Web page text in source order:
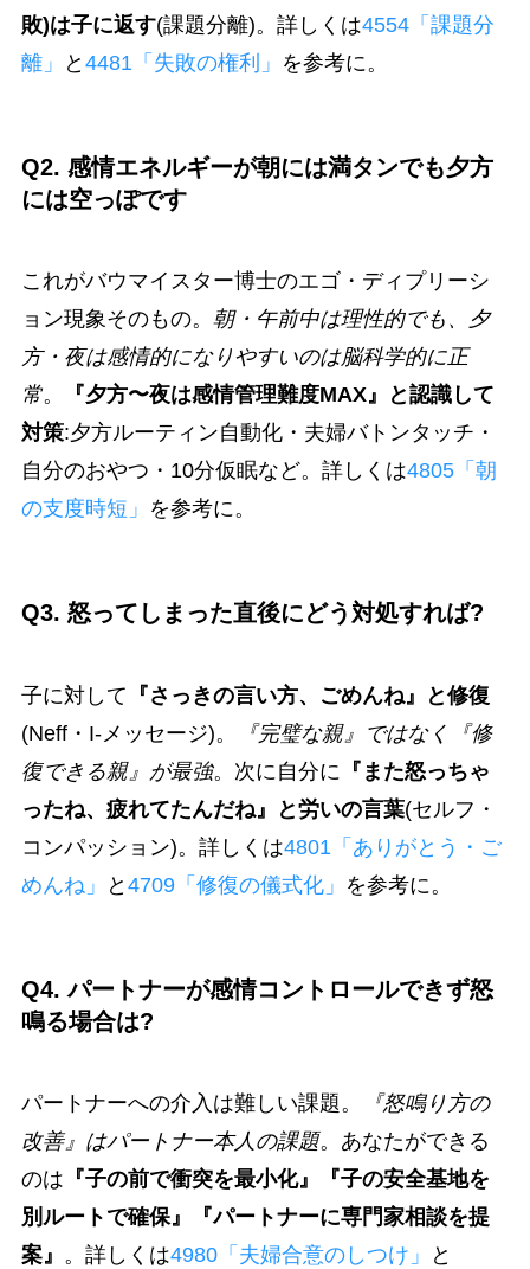
敗)は子に返す(課題分離)。詳しくは4554「課題分
離」
と 4481「失敗の権利」 を参考に。
Q2. 感情エネルギーが朝には満タンでも夕方
には空っぽです
これがバウマイスター博士のエゴ・ディプリーシ
ョン現象そのもの。 朝・午前中は理性的でも、夕
方・夜は感情的になりやすいのは脳科学的に正
常。
『夕方〜夜は感情管理難度MAX』と認識して
対策:夕方ルーティン自動化・夫婦バトンタッチ・
自分のおやつ・10分仮眠など。詳しくは4805「朝
の支度時短」 を参考に。
Q3. 怒ってしまった直後にどう対処すれば?
子に対して 『さっきの言い方、ごめんね』と修復
(Neff・I-メッセージ)。
『完璧な親』ではなく『修
復できる親』が最強。次に自分に 『また怒っちゃ
ったね、疲れてたんだね』と労いの言葉(セルフ・
コンパッション)。詳しくは4801「ありがとう・ご
めんね」
と 4709「修復の儀式化」 を参考に。
Q4. パートナーが感情コントロールできず怒
鳴る場合は?
パートナーへの介入は難しい課題。
『怒鳴り方の
改善』はパートナー本人の課題。あなたができる
のは 『子の前で衝突を最小化』『子の安全基地を
別ルートで確保』『パートナーに専門家相談を提
案』 。詳しくは4980「夫婦合意のしつけ」
と